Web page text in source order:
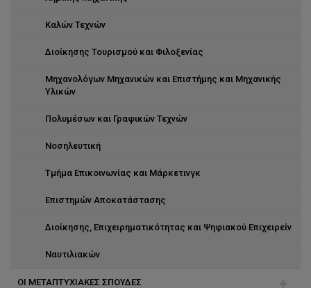
Καλών Τεχνών
Διοίκησης Τουρισμού και Φιλοξενίας
Μηχανολόγων Μηχανικών και Επιστήμης και Μηχανικής
Υλικών
Πολυμέσων και Γραφικών Τεχνών
Νοσηλευτική
Τμήμα Επικοινωνίας και Μάρκετινγκ
Επιστημών Αποκατάστασης
Διοίκησης, Επιχειρηματικότητας και Ψηφιακού Επιχειρείν
Ναυτιλιακών
ΟΙ ΜΕΤΑΠΤΥΧΙΑΚΕΣ ΣΠΟΥΔΕΣ